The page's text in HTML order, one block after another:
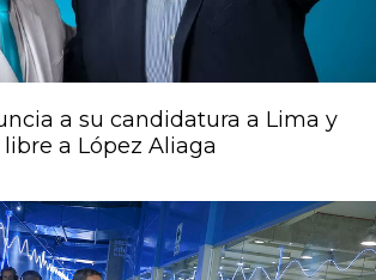
a su candidatura a Lima y
a López Aliaga